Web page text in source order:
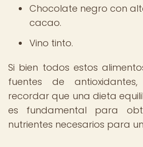
Chocolate negro con
cacao.
Vino tinto.
Si bien todos estos
fuentes de
recordar que una dieta
es fundamental para
nutrientes necesarios para